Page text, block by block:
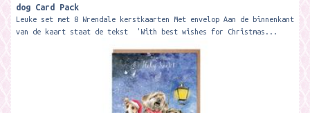
dog Card Pack
Leuke set met 8 Wrendale kerstkaarten Met envelop Aan de binnenkant
van de kaart staat de tekst 'With best wishes for Christmas...